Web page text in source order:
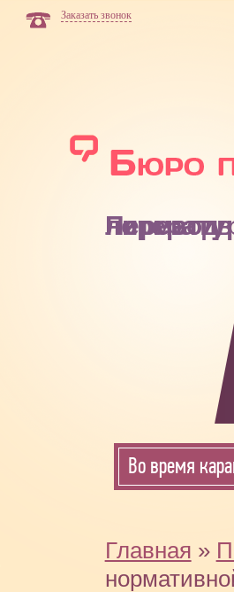
Заказать звонок
Перевод нормативной
Во время
Главная »